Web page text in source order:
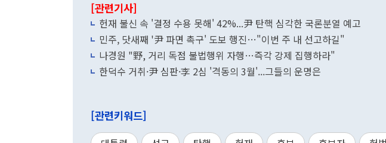
[관련기사]
헌재 불신 속 '결정 수용 못해' 42%...尹 탄핵 심각한 국론분열 예고
민주, 닷새째 '尹 파면 촉구' 도보 행진…"이번 주 내 선고하길"
나경원 "野, 거리 독점 불법행위 자행…즉각 강제 집행하라"
한덕수 거취·尹 심판·李 2심 '격동의 3월'...그들의 운명은
[관련키워드]